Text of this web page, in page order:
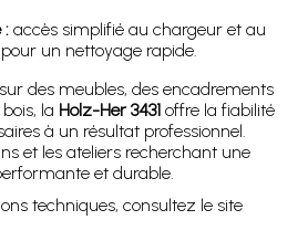
: accès simplifié au chargeur et au
un nettoyage rapide.
des meubles, des encadrements
la Holz-Her 3431 offre la fiabilité
à un résultat professionnel.
et les ateliers recherchant une
et durable.
techniques, consultez le site